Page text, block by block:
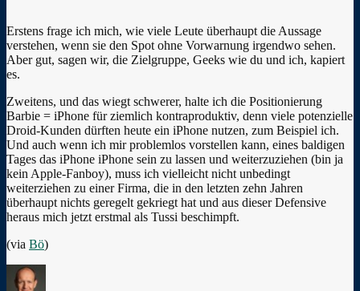
Erstens frage ich mich, wie viele Leute überhaupt die Aussage
verstehen, wenn sie den Spot ohne Vorwarnung irgendwo sehen.
Aber gut, sagen wir, die Zielgruppe, Geeks wie du und ich, kapiert
es.
Zweitens, und das wiegt schwerer, halte ich die Positionierung
Barbie = iPhone für ziemlich kontraproduktiv, denn viele potenzielle
Droid-Kunden dürften heute ein iPhone nutzen, zum Beispiel ich.
Und auch wenn ich mir problemlos vorstellen kann, eines baldigen
Tages das iPhone iPhone sein zu lassen und weiterzuziehen (bin ja
kein Apple-Fanboy), muss ich vielleicht nicht unbedingt
weiterziehen zu einer Firma, die in den letzten zehn Jahren
überhaupt nichts geregelt gekriegt hat und aus dieser Defensive
heraus mich jetzt erstmal als Tussi beschimpft.
(via Bö)